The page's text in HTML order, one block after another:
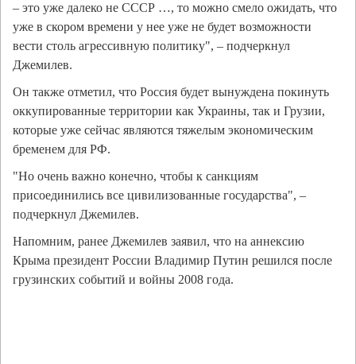
– это уже далеко не СССР …, то можно смело ожидать, что
уже в скором времени у нее уже не будет возможности
вести столь агрессивную политику", – подчеркнул
Джемилев.
Он также отметил, что Россия будет вынуждена покинуть
оккупированные территории как Украины, так и Грузии,
которые уже сейчас являются тяжелым экономическим
бременем для РФ.
"Но очень важно конечно, чтобы к санкциям
присоединились все цивилизованные государства", –
подчеркнул Джемилев.
Напомним, ранее Джемилев заявил, что на аннексию
Крыма президент России Владимир Путин решился после
грузинских событий и войны 2008 года.